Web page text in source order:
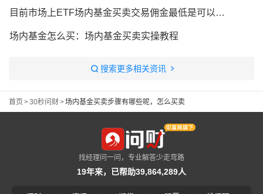
目前市场上ETF场内基金买卖交易佣金最低是可以做到多少呢？
场内基金怎么买：场内基金买卖实操教程
搜索更多相关资讯
首页 >30秒问财>场内基金买卖步骤有哪些呢，怎么买卖
找经理问一问，专业解答少走弯路
19年来，已帮助39,864,289人